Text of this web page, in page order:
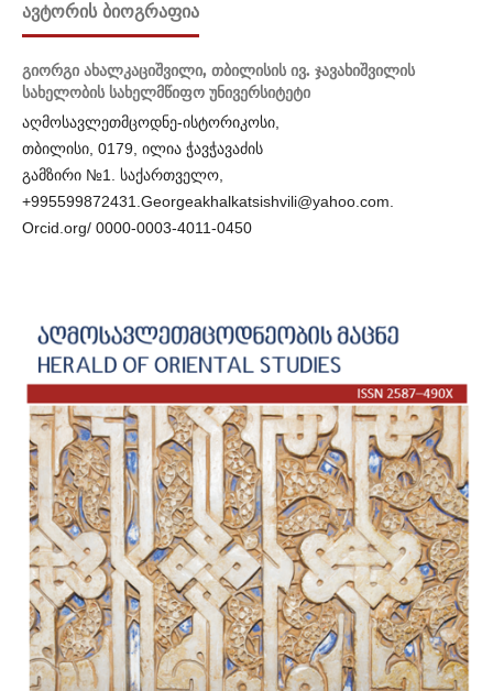
ᲐᲕᲢᲝᲠᲘᲡ ᲑᲘᲝᲒᲠᲐᲤᲘᲐ
გიორგი ახალკაციშვილი, თბილისის ივ. ჯავახიშვილის
სახელობის სახელმწიფო უნივერსიტეტი
აღმოსავლეთმცოდნე-ისტორიკოსი,
თბილისი, 0179, ილია ჭავჭავაძის
გამზირი №1. საქართველო,
+995599872431.Georgeakhalkatsishvili@yahoo.com.
Orcid.org/ 0000-0003-4011-0450